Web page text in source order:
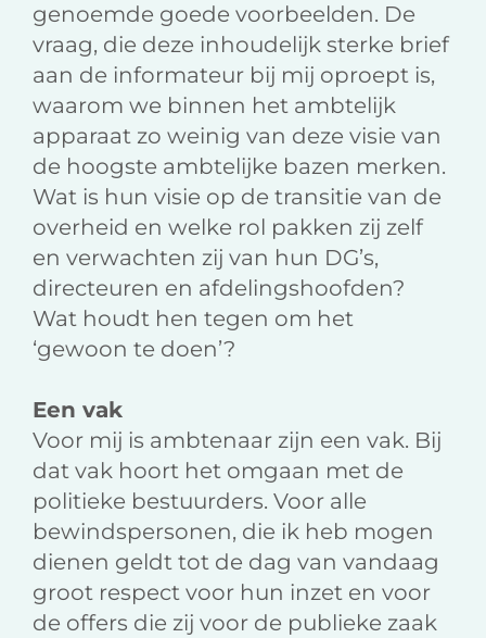
genoemde goede voorbeelden. De
vraag, die deze inhoudelijk sterke brief
aan de informateur bij mij oproept is,
waarom we binnen het ambtelijk
apparaat zo weinig van deze visie van
de hoogste ambtelijke bazen merken.
Wat is hun visie op de transitie van de
overheid en welke rol pakken zij zelf
en verwachten zij van hun DG’s,
directeuren en afdelingshoofden?
Wat houdt hen tegen om het
‘gewoon te doen’?
Een vak
Voor mij is ambtenaar zijn een vak. Bij
dat vak hoort het omgaan met de
politieke bestuurders. Voor alle
bewindspersonen, die ik heb mogen
dienen geldt tot de dag van vandaag
groot respect voor hun inzet en voor
de offers die zij voor de publieke zaak